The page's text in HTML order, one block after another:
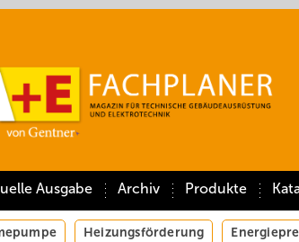
Ausgabe Archiv Produkte
Heizungsförderung